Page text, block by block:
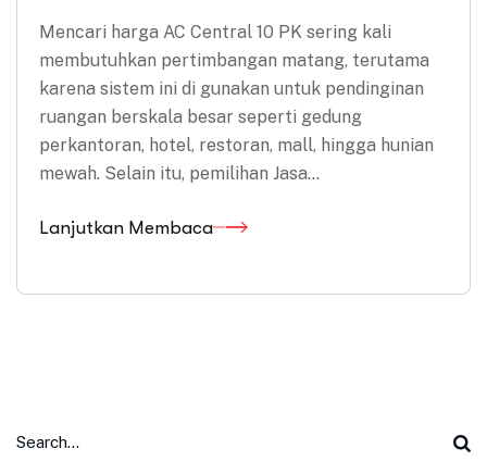
Mencari harga AC Central 10 PK sering kali
membutuhkan pertimbangan matang, terutama
karena sistem ini di gunakan untuk pendinginan
ruangan berskala besar seperti gedung
perkantoran, hotel, restoran, mall, hingga hunian
mewah. Selain itu, pemilihan Jasa…
Lanjutkan Membaca